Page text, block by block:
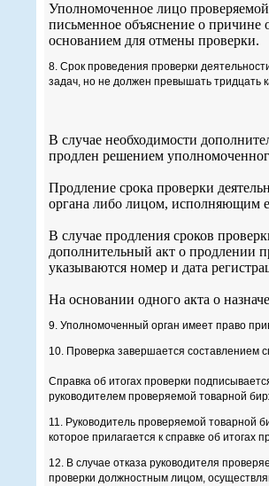
Уполномоченное лицо
письменное объяснение о причине
основанием для отмены проверки.
8. Срок проведения проверки
задач, но не должен превышать тридцать
В случае необходимости
продлен решением
Продление срока проверки
органа либо лицом, исполняющим
В случае продления сроков
дополнительный акт о продлении
указываются номер и дата
На основании одного акта о
9. Уполномоченный орган имеет право
10. Проверка завершается составлением
Справка об итогах проверки
руководителем проверяемой товарной
11. Руководитель проверяемой товарной
которое прилагается к справке об итогах
12. В случае отказа руководителя
проверки должностным лицом,